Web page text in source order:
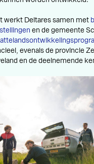
werkt Deltares samen met
en de gemeente
evenals de provincie
en de deelnemende